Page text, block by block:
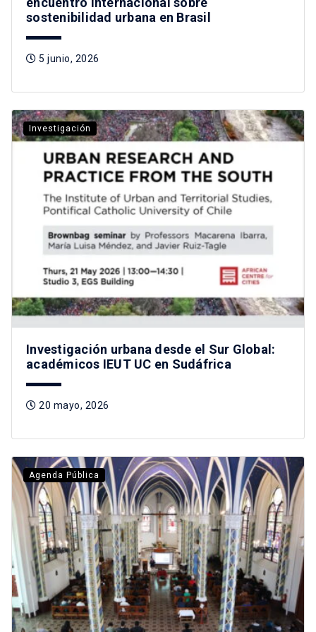
sostenibilidad urbana en Brasil
5 junio, 2026
Investigación
Investigación urbana desde el Sur Global:
académicos IEUT UC en Sudáfrica
20 mayo, 2026
Agenda Pública